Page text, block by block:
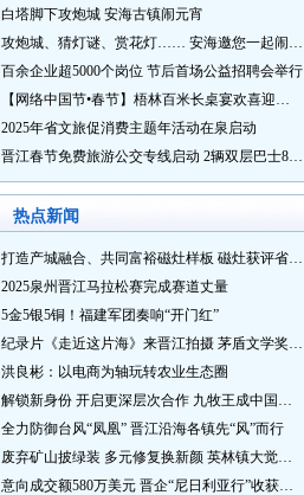
白塔脚下攻炮城 安海古镇闹元宵
攻炮城、猜灯谜、赏花灯…… 安海邀您一起闹元宵
百余企业超5000个岗位 节后首场公益招聘会举行
【网络中国节•春节】梧林百米长桌宴欢喜迎新春
2025年省文旅促消费主题年活动在泉启动
晋江春节免费旅游公交专线启动 2辆双层巴士8辆铛铛车带你游
热点新闻
打造产城融合、共同富裕磁灶样板 磁灶获评省级乡村振兴示范乡镇
2025泉州晋江马拉松赛完成赛道丈量
5金5银5铜！福建军团奏响“开门红”
纪录片《走近这片海》来晋江拍摄 茅盾文学奖得主麦家探寻晋江“海海”人生
洪良彬：以电商为轴玩转农业生态圈
解锁新身份 开启更深层次合作 九牧王成中国奥委会官方赞助商
全力防御台风“凤凰” 晋江沿海各镇先“风”而行
废弃矿山披绿装 多元修复换新颜 英林镇大觉山片区废弃矿山生态修复项目通过验收
意向成交额580万美元 晋企“尼日利亚行”收获满满